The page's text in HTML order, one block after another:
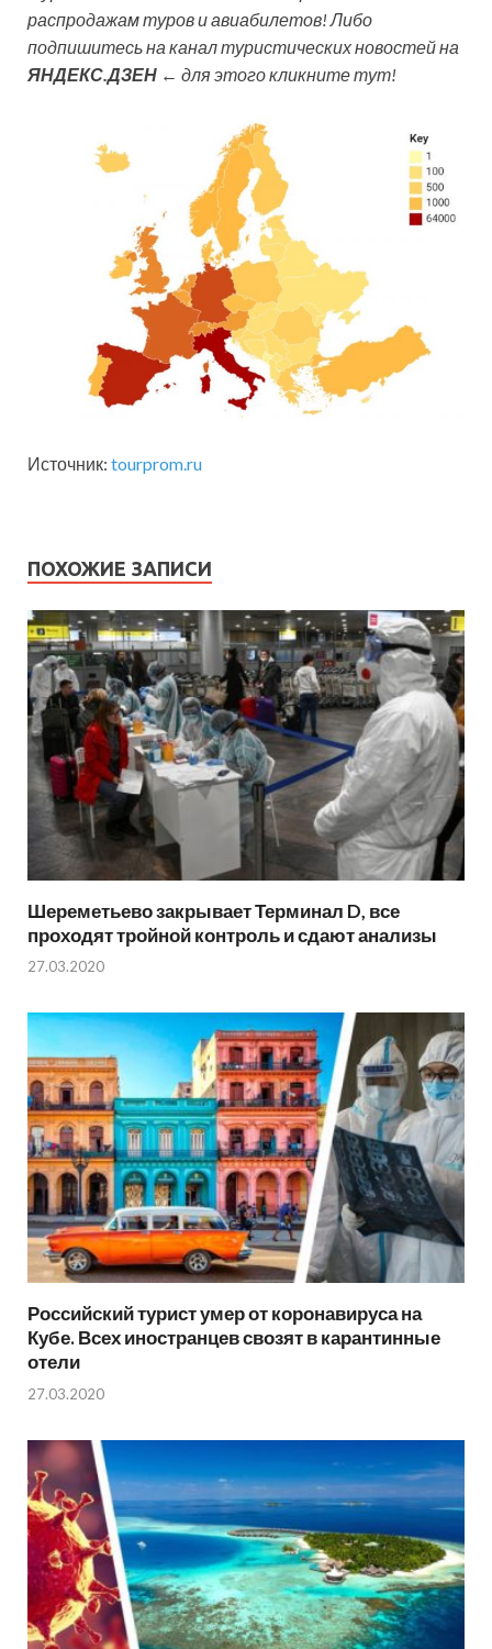
распродажам туров и авиабилетов! Либо
подпишитесь на канал туристических новостей на
ЯНДЕКС.ДЗЕН ← для этого кликните тут!
Источник: tourprom.ru
ПОХОЖИЕ ЗАПИСИ
Шереметьево закрывает Терминал D, все
проходят тройной контроль и сдают анализы
27.03.2020
Российский турист умер от коронавируса на
Кубе. Всех иностранцев свозят в карантинные
отели
27.03.2020